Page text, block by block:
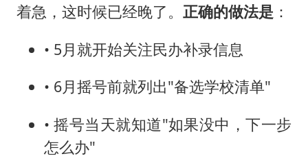
着急，这时候已经晚了。 正确的做法是 ：
• 5月就开始关注民办补录信息
• 6月摇号前就列出"备选学校清单"
• 摇号当天就知道"如果没中，下一步
怎么办"